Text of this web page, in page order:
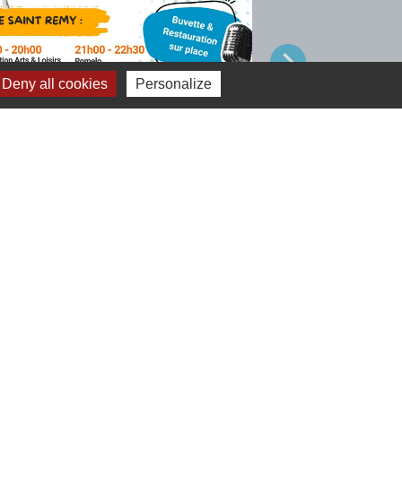
chevron_right
Deny all cookies Personalize